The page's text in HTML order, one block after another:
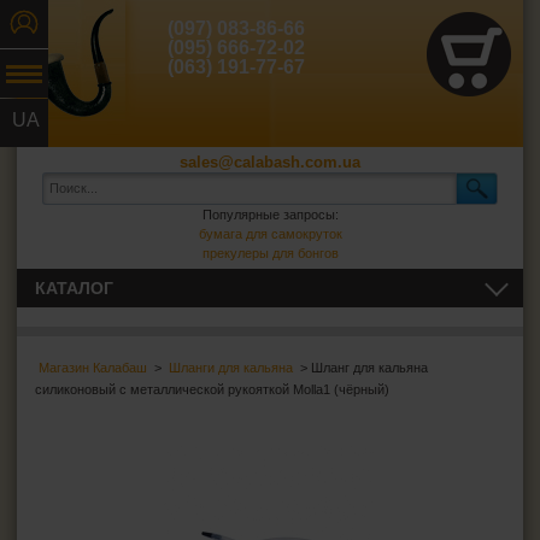
UA
(097) 083-86-66
(095) 666-72-02
(063) 191-77-67
sales@calabash.com.ua
Популярные запросы:
бумага для самокруток
прекулеры для бонгов
Магазин Калабаш > Шланги для кальяна
> Шланг для кальяна
силиконовый с металлической рукояткой Molla1 (чёрный)
КАТАЛОГ
СИГАРЫ, СИГАРИЛЛЫ И ВСЁ ДЛЯ НИХ